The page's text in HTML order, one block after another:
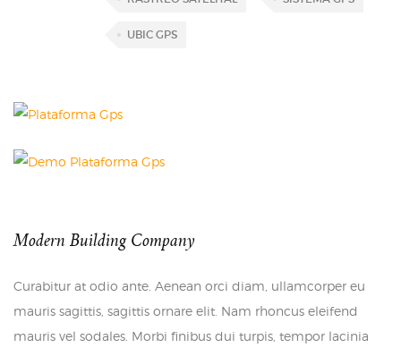
UBIC GPS
Modern Building Company
Curabitur at odio ante. Aenean orci diam, ullamcorper eu
mauris sagittis, sagittis ornare elit. Nam rhoncus eleifend
mauris vel sodales. Morbi finibus dui turpis, tempor lacinia